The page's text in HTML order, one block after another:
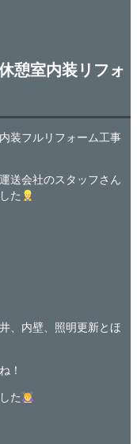
憩室内装リフォ
装フルリフォーム工事
送会社のスタッフさん
た
、内壁、照明更新とほ
！
た